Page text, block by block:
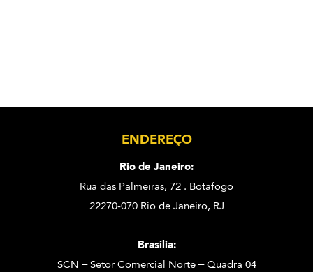
ENDEREÇO
Rio de Janeiro:
Rua das Palmeiras, 72 . Botafogo
22270-070 Rio de Janeiro, RJ
Brasília:
SCN – Setor Comercial Norte – Quadra 04